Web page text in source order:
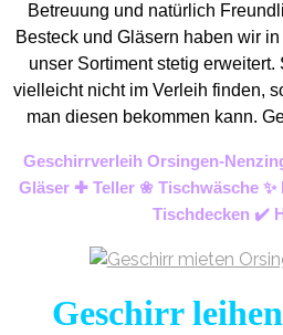
Betreuung und natürlich
Besteck und Gläsern haben wir
unser Sortiment stetig erweitert.
vielleicht nicht im Verleih finden,
man diesen bekommen kann.
Geschirrverleih Orsingen-
Gläser ✚ Teller ❀ Tischwäsche
Tischdecken ✔️
Geschirr